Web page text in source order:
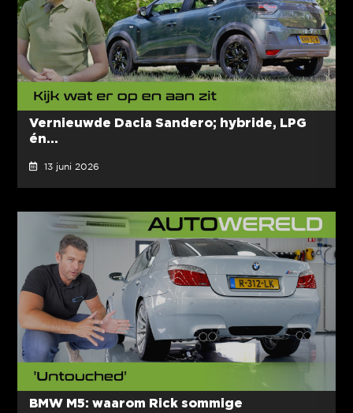
Vernieuwde Dacia Sandero; hybride, LPG
én...
13 juni 2026
BMW M5: waarom Rick sommige